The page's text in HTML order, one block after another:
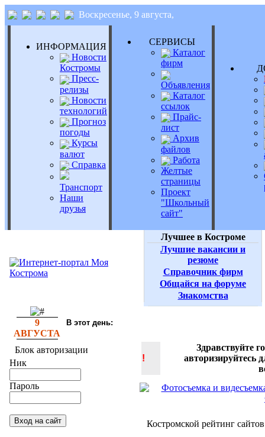
Воскресенье, 9 августа,
ИНФОРМАЦИЯ
Новости
Костромы
Пресс-
релизы
Новости
технологий
Прогноз
погоды
Курсы
валют
Справка
Транспорт
Наши
друзья
СЕРВИСЫ
Каталог
фирм
Объявления
Каталог
ссылок
Прайс-
лист
Архив
файлов
Работа
Желтые
страницы
Проект
"Школьный
сайт"
Лучшее в Костроме
Лучшие вакансии и
резюме
Справочник фирм
Общайся на форуме
Знакомства
9
АВГУСТА
В этот день:
Блок авторизации
Ник
Пароль
!
Здравствуйте
авторизируйтесь
Костромской рейтинг сайтов